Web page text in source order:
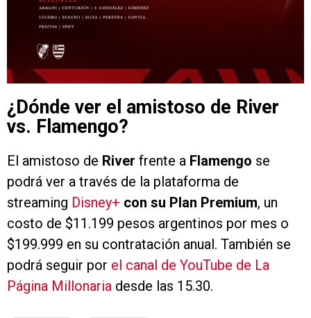
¿Dónde ver el amistoso de River
vs. Flamengo?
El amistoso de River frente a Flamengo se
podrá ver a través de la plataforma de
streaming Disney+ con su Plan Premium, un
costo de $11.199 pesos argentinos por mes o
$199.999 en su contratación anual. También se
podrá seguir por el canal de YouTube de La
Página Millonaria desde las 15.30.